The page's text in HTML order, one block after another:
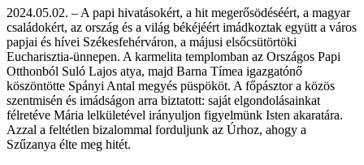
2024.05.02. – A papi hivatásokért, a hit megerősödéséért, a magyar
családokért, az ország és a világ békéjéért imádkoztak együtt a város
papjai és hívei Székesfehérváron, a májusi elsőcsütörtöki
Eucharisztia-ünnepen. A karmelita templomban az Országos Papi
Otthonból Suló Lajos atya, majd Barna Tímea igazgatónő
köszöntötte Spányi Antal megyés püspököt. A főpásztor a közös
szentmisén és imádságon arra biztatott: saját elgondolásainkat
félretéve Mária lelkületével irányuljon figyelmünk Isten akaratára.
Azzal a feltétlen bizalommal forduljunk az Úrhoz, ahogy a
Szűzanya élte meg hitét.